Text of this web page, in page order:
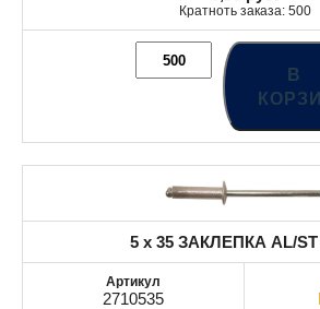
Кратноть заказа: 500
В
5 x 35 ЗАКЛЕПКА AL/ST
2710535